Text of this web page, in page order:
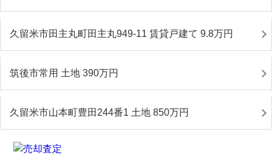
久留米市田主丸町田主丸949-11 賃貸戸建て 9.8万円
筑後市常用 土地 390万円
久留米市山本町豊田244番1 土地 850万円